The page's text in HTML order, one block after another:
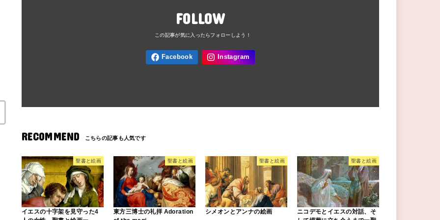
FOLLOW
RECOMMEND
聖書と絵画
イエスの十字架を見守った4
聖書と絵画
東方三博士の礼拝 Adoration
聖書と絵画
シメオンとアンナの絵画
聖書と絵画
ニコデモとイエスの対話、そ